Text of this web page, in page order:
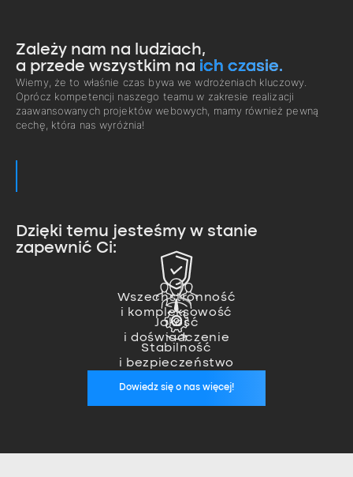
Zależy nam na ludziach,
a przede wszystkim na ich czasie.
Wiemy, że to właśnie czas bywa we wdrożeniach kluczowy.
Oprócz kompetencji naszego teamu w zakresie realizacji
zaawansowanych projektów webowych, mamy również pewną
cechę, która nas wyróżnia!
Dzięki temu jesteśmy w stanie
zapewnić Ci:
Wszechstronność
i kompleksowość
Zajmujemy się pełną realizacją
projektu od pomysłu, przez
wykonanie, aż po wdrożenie.
Jakość
i doświadczenie
Nasz team ekspertów pozwala
nam na realizację nawet
najbardziej zaawansowanych
projektów.
Stabilność
i bezpieczeństwo
Jesteśmy zawsze, kiedy nas
potrzebujesz. Zapewniamy stałą
opiekę wykwalifikowanego
specjalisty, który zadba o
stabilność Twoich aplikacji.
Dowiedz się o nas więcej!